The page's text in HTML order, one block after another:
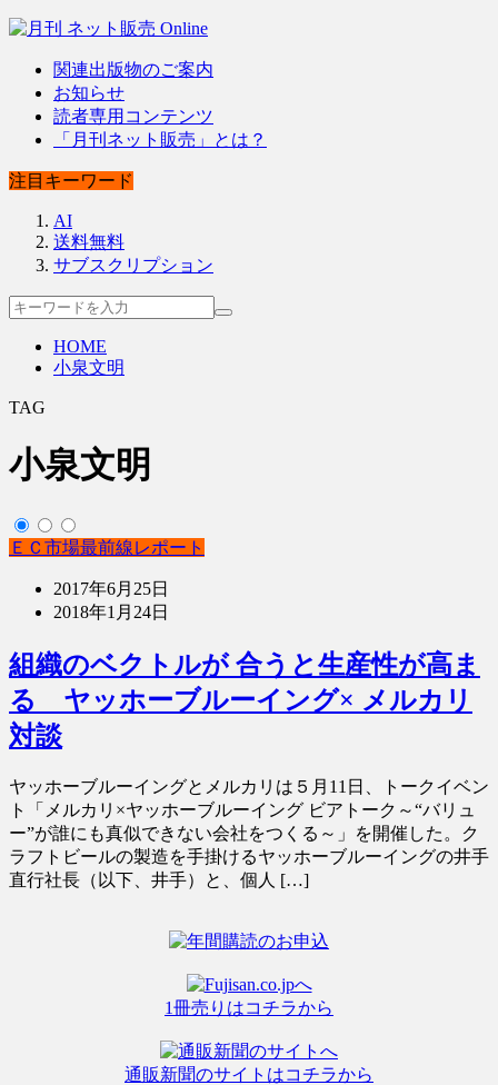
関連出版物のご案内
お知らせ
読者専用コンテンツ
「月刊ネット販売」とは？
注目キーワード
AI
送料無料
サブスクリプション
HOME
小泉文明
TAG
小泉文明
ＥＣ市場最前線レポート
2017年6月25日
2018年1月24日
組織のベクトルが 合うと生産性が高ま
る ヤッホーブルーイング× メルカリ
対談
ヤッホーブルーイングとメルカリは５月11日、トークイベン
ト「メルカリ×ヤッホーブルーイング ビアトーク～“バリュ
ー”が誰にも真似できない会社をつくる～」を開催した。ク
ラフトビールの製造を手掛けるヤッホーブルーイングの井手
直行社長（以下、井手）と、個人 […]
1冊売りはコチラから
通販新聞のサイトはコチラから